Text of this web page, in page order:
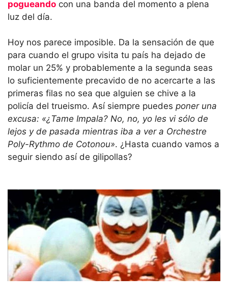
pogueando con una banda del momento a plena
luz del día.
Hoy nos parece imposible. Da la sensación de que
para cuando el grupo visita tu país ha dejado de
molar un 25% y probablemente a la segunda seas
lo suficientemente precavido de no acercarte a las
primeras filas no sea que alguien se chive a la
policía del trueismo. Así siempre puedes poner una
excusa: «¿Tame Impala? No, no, yo les vi sólo de
lejos y de pasada mientras iba a ver a Orchestre
Poly-Rythmo de Cotonou». ¿Hasta cuando vamos a
seguir siendo así de gilipollas?